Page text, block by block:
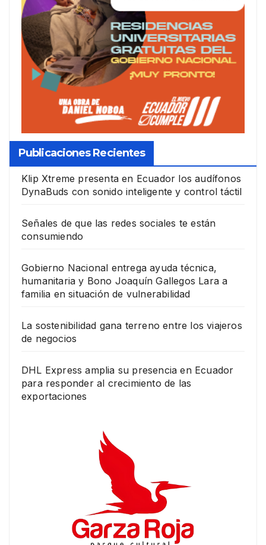
Publicaciones Recientes
Klip Xtreme presenta en Ecuador los audífonos
DynaBuds con sonido inteligente y control táctil
Señales de que las redes sociales te están
consumiendo
Gobierno Nacional entrega ayuda técnica,
humanitaria y Bono Joaquín Gallegos Lara a
familia en situación de vulnerabilidad
La sostenibilidad gana terreno entre los viajeros
de negocios
DHL Express amplia su presencia en Ecuador
para responder al crecimiento de las
exportaciones